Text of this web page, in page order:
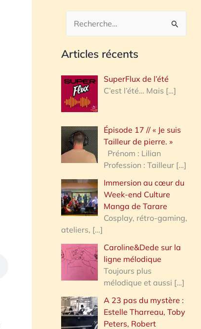
c
h
r
h
e
:
Articles récents
SuperFlux de l’été
C’est l’été… Mais […]
Épisode 17 // « Je suis
Tailleur de pierre. »
Prénom : Lilian
Profession : Tailleur […]
Immersion au cœur du
Week-end Culture
Manga de Tarare
Cosplay, rétro-gaming,
ateliers, […]
Caroline&Dede sur la
ligne mélodique
Toujours plus
mélodique et aussi […]
A 23 pas du mystère :
Estelle Tharreau, Toby
Peters, Robert